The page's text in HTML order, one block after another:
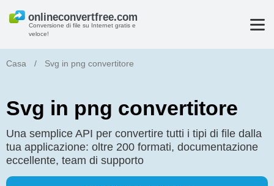
Conversione di file su Internet gratis e
veloce!
Casa / Svg in png convertitore
Svg in png convertitore
Una semplice API per convertire tutti i tipi di file dalla
tua applicazione: oltre 200 formati, documentazione
eccellente, team di supporto